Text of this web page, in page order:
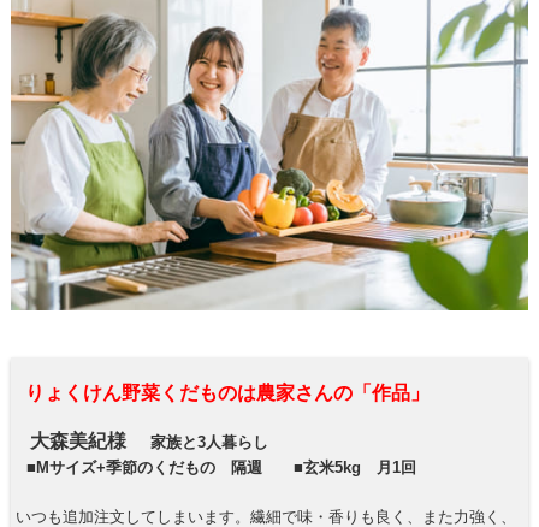
りょくけん野菜くだものは農家さんの「作品」
大森美紀様 家族と3人暮らし
■Mサイズ+季節のくだもの 隔週 ■玄米5kg 月1回
いつも追加注文してしまいます。繊細で味・香りも良く、また力強く、